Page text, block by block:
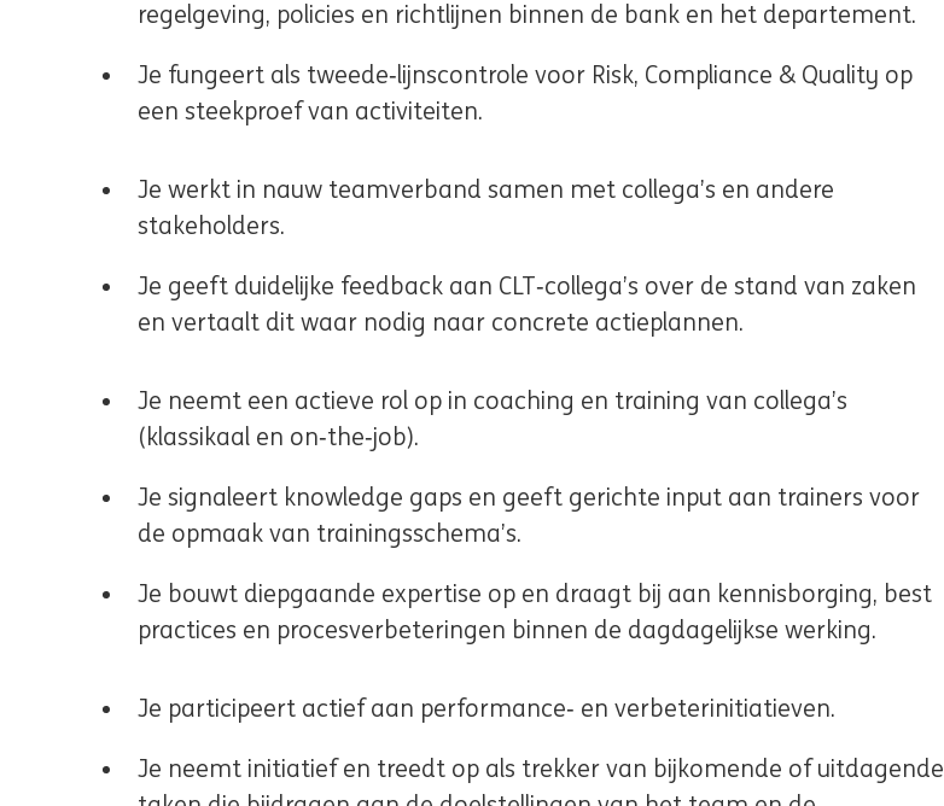
regelgeving, policies en richtlijnen binnen de bank en het departement.
Je fungeert als tweede‑lijnscontrole voor Risk, Compliance & Quality op
een steekproef van activiteiten.
Je werkt in nauw teamverband samen met collega’s en andere
stakeholders.
Je geeft duidelijke feedback aan CLT‑collega’s over de stand van zaken
en vertaalt dit waar nodig naar concrete actieplannen.
Je neemt een actieve rol op in coaching en training van collega’s
(klassikaal en on‑the‑job).
Je signaleert knowledge gaps en geeft gerichte input aan trainers voor
de opmaak van trainingsschema’s.
Je bouwt diepgaande expertise op en draagt bij aan kennisborging, best
practices en procesverbeteringen binnen de dagdagelijkse werking.
Je participeert actief aan performance‑ en verbeterinitiatieven.
Je neemt initiatief en treedt op als trekker van bijkomende of uitdagende